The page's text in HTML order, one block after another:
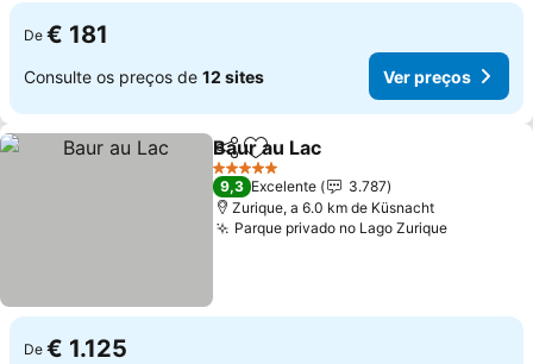
De € 181
Consulte os preços de 12 sites Ver preços
PartilharAdicionar aos favoritos
Baur au Lac
5 Estrelas
9,3 Excelente
3.787
Zurique, a 6.0 km de Küsnacht
Parque privado no Lago ZuriqueVer
De € 1.125